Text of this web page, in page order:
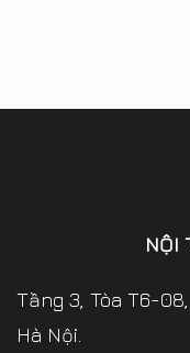
NỘI
Tầng 3, Tòa T6-
Hà Nội.